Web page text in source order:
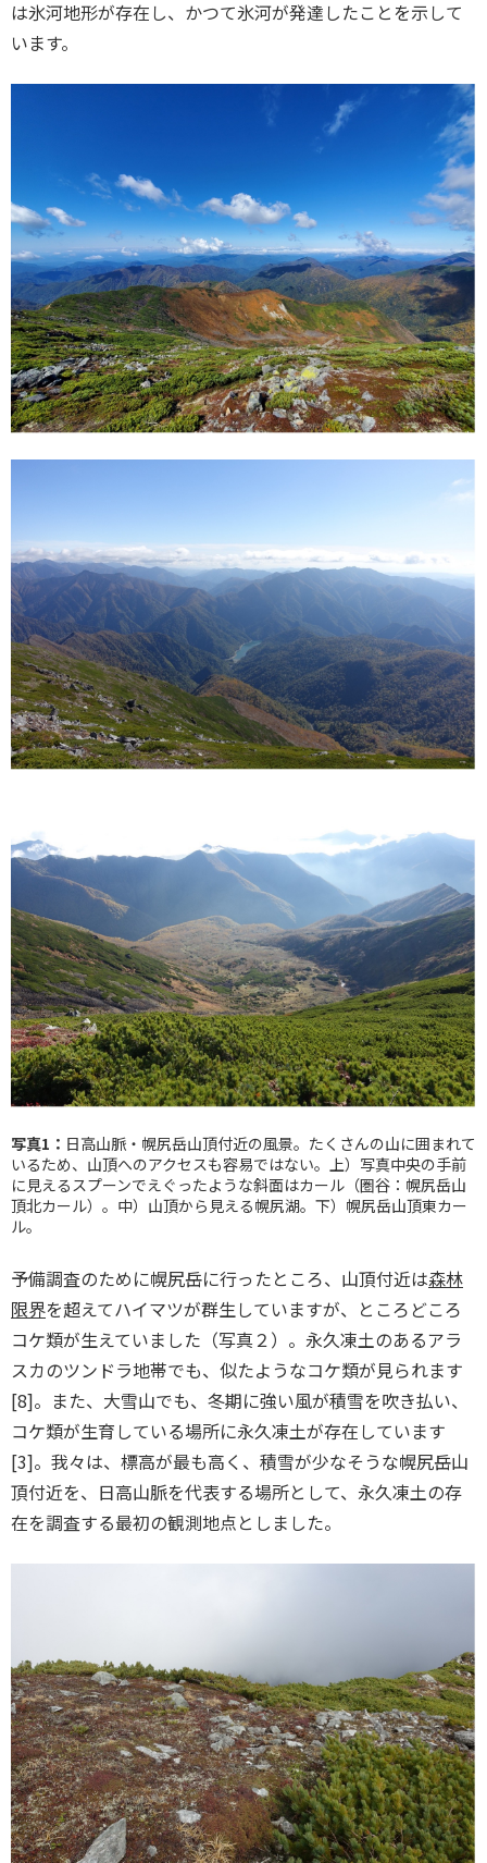
は氷河地形が存在し、かつて氷河が発達したことを示して
います。
写真1： 日高山脈・幌尻岳山頂付近の風景。たくさんの山に囲まれて
いるため、山頂へのアクセスも容易ではない。上）写真中央の手前
に見えるスプーンでえぐったような斜面はカール（圏谷：幌尻岳山
頂北カール）。中）山頂から見える幌尻湖。下）幌尻岳山頂東カー
ル。
予備調査のために幌尻岳に行ったところ、山頂付近は森林
限界を超えてハイマツが群生していますが、ところどころ
コケ類が生えていました（写真２）。永久凍土のあるアラ
スカのツンドラ地帯でも、似たようなコケ類が見られます
[8]。また、大雪山でも、冬期に強い風が積雪を吹き払い、
コケ類が生育している場所に永久凍土が存在しています
[3]。我々は、標高が最も高く、積雪が少なそうな幌尻岳山
頂付近を、日高山脈を代表する場所として、永久凍土の存
在を調査する最初の観測地点としました。